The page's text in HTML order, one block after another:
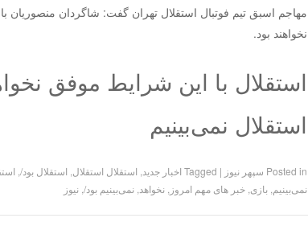
مهاجم اسبق تیم فوتبال استقلال تهران گفت: شاگردان
نخواهند بود.
استقلال با این شرایط موفق
استقلال نمی‌بینیم
Posted in سپهر نیوز |
Tagged اخبار جدید استقلال استقلال استقلال بود/
نمی‌بینیم ,بازی ,خبر های مهم امروز ,نخواهد ,نمی‌بینیم بود/ ,نیوز